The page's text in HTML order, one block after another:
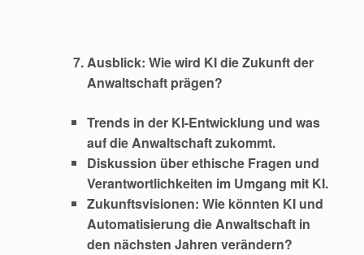
Ausblick: Wie wird KI die Zukunft der
Anwaltschaft prägen?
Trends in der KI-Entwicklung und was
auf die Anwaltschaft zukommt.
Diskussion über ethische Fragen und
Verantwortlichkeiten im Umgang mit KI.
Zukunftsvisionen: Wie könnten KI und
Automatisierung die Anwaltschaft in
den nächsten Jahren verändern?